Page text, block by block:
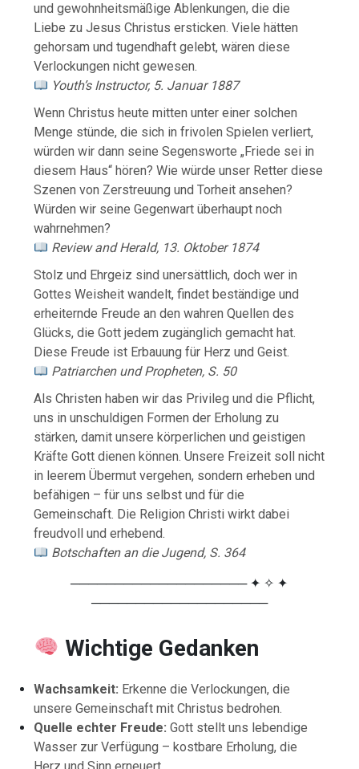
und gewohnheitsmäßige Ablenkungen, die die
Liebe zu Jesus Christus ersticken. Viele hätten
gehorsam und tugendhaft gelebt, wären diese
Verlockungen nicht gewesen.
Youth’s Instructor, 5. Januar 1887
Wenn Christus heute mitten unter einer solchen
Menge stünde, die sich in frivolen Spielen verliert,
würden wir dann seine Segensworte „Friede sei in
diesem Haus“ hören? Wie würde unser Retter diese
Szenen von Zerstreuung und Torheit ansehen?
Würden wir seine Gegenwart überhaupt noch
wahrnehmen?
Review and Herald, 13. Oktober 1874
Stolz und Ehrgeiz sind unersättlich, doch wer in
Gottes Weisheit wandelt, findet beständige und
erheiternde Freude an den wahren Quellen des
Glücks, die Gott jedem zugänglich gemacht hat.
Diese Freude ist Erbauung für Herz und Geist.
Patriarchen und Propheten, S. 50
Als Christen haben wir das Privileg und die Pflicht,
uns in unschuldigen Formen der Erholung zu
stärken, damit unsere körperlichen und geistigen
Kräfte Gott dienen können. Unsere Freizeit soll nicht
in leerem Übermut vergehen, sondern erheben und
befähigen – für uns selbst und für die
Gemeinschaft. Die Religion Christi wirkt dabei
freudvoll und erhebend.
Botschaften an die Jugend, S. 364
──────────────────── ✦ ✧ ✦
────────────────────
Wichtige Gedanken
Wachsamkeit: Erkenne die Verlockungen, die
unsere Gemeinschaft mit Christus bedrohen.
Quelle echter Freude: Gott stellt uns lebendige
Wasser zur Verfügung – kostbare Erholung, die